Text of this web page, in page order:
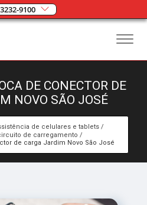
9100
DE CONECTOR DE
NOVO SÃO JOSÉ
de celulares e tablets
de carregamento
de carga Jardim Novo São José